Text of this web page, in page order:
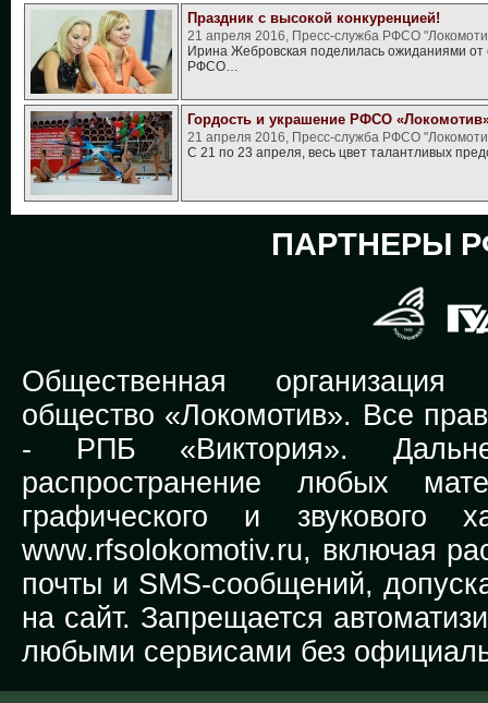
Праздник с высокой конкуренцией!
21 апреля 2016, Пресс-служба РФСО
Ирина Жебровская поделилась ожиданиями от
РФСО…
Гордость и украшение РФСО
21 апреля 2016, Пресс-служба РФСО
С 21 по 23 апреля, весь цвет талантливых
ПАРТНЕРЫ
Общественная организация
общество «Локомотив». Все
- РПБ «Виктория».
распространение любых
графического и звукового
www.rfsolokomotiv.ru, включая
почты и SMS-сообщений,
на сайт. Запрещается
любыми сервисами без